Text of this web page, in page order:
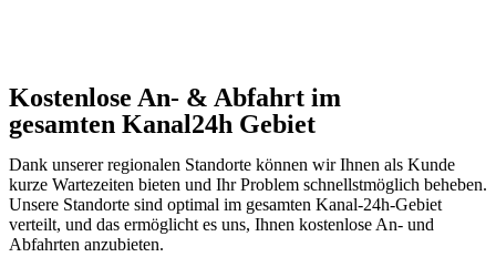
Kostenlose An- & Abfahrt im
gesamten Kanal24h Gebiet
Dank unserer regionalen Standorte können wir Ihnen als Kunde
kurze Wartezeiten bieten und Ihr Problem schnellstmöglich beheben.
Unsere Standorte sind optimal im gesamten Kanal-24h-Gebiet
verteilt, und das ermöglicht es uns, Ihnen kostenlose An- und
Abfahrten anzubieten.